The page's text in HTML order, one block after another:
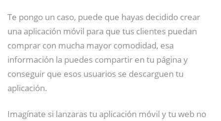
Te pongo un caso, puede que hayas decidido crear
una aplicación móvil para que tus clientes puedan
comprar con mucha mayor comodidad, esa
información la puedes compartir en tu página y
conseguir que esos usuarios se descarguen tu
aplicación.
Imagínate si lanzaras tu aplicación móvil y tu web no